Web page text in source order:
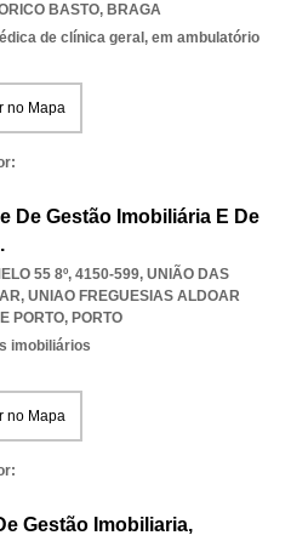
BASTO, BRAGA
de clínica geral, em ambulatório
no Mapa
De Gestão Imobiliária E De
55 8º, 4150-599, UNIÃO DAS
, UNIAO FREGUESIAS ALDOAR
PORTO, PORTO
imobiliários
no Mapa
Gestão Imobiliaria,